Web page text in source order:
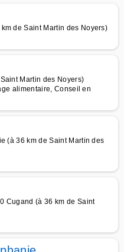
de Saint Martin des Noyers)
Martin des Noyers)
alimentaire, Conseil en
(à 36 km de Saint Martin des
Cugand (à 36 km de Saint